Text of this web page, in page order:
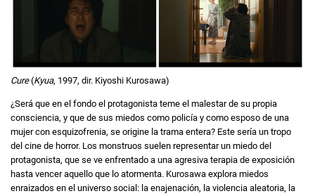
Cure(Kyua, 1997, dir. Kiyoshi Kurosawa)
¿Será que en el fondo el protagonista teme el malestar de su propia
consciencia, y que de sus miedos como policía y como esposo de una
mujer con esquizofrenia, se origine la trama entera? Este sería un tropo
del cine de horror. Los monstruos suelen representar un miedo del
protagonista, que se ve enfrentado a una agresiva terapia de exposición
hasta vencer aquello que lo atormenta. Kurosawa explora miedos
enraizados en el universo social: la enajenación, la violencia aleatoria, la